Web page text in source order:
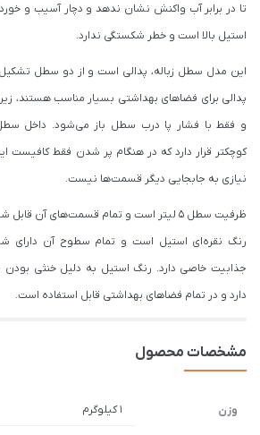
تا در برابر آب واکنش نشان ندهد و دچار آسیب و
استیل بالا است و خطر شکستگی ندارد.
این مدل سطل زباله، پدالی است و از دو سطل
پدالی برای فضاهای بهداشتی بسیار مناسب هستند،
و فقط با فشار پا درب سطل باز می‌شود. داخل
کوچکتر قرار دارد که در هنگام پر شدن فقط
نیازی به جابجایی دیگر قسمت‌ها نیست.
ظرفیت سطل 5 لیتر است و تمام قسمت‌های آن
رنگ نقره‌ای استیل است و تمام سطوح آن دارای
جذابیت خاصی دارد. رنگ استیل به دلیل خنثی
دارد و در تمام فضاهای بهداشتی قابل استفاده است.
مشخصات محصول
وزن 1 کیلوگرم